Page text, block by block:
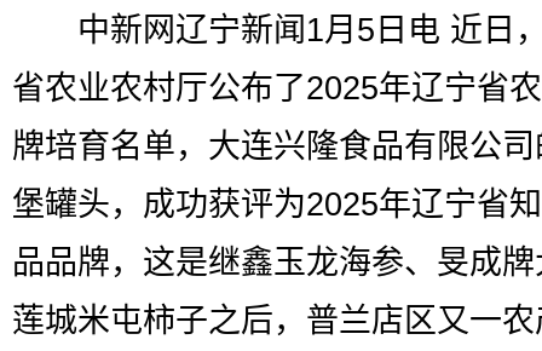
中新网辽宁新闻1月5日电 近日
省农业农村厅公布了2025年辽宁省
牌培育名单，大连兴隆食品有限公
堡罐头，成功获评为2025年辽宁省
品品牌，这是继鑫玉龙海参、旻成
莲城米屯柿子之后，普兰店区又一